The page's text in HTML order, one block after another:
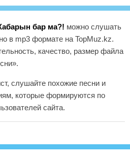
бар ма?! можно слушать
в mp3 формате на TopMuz.kz.
качество, размер файла
слушайте похожие песни и
которые формируются по
сайта.